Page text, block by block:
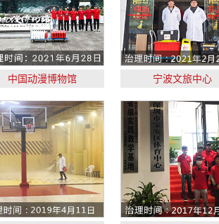
中国动漫博物馆 宁波文旅中心